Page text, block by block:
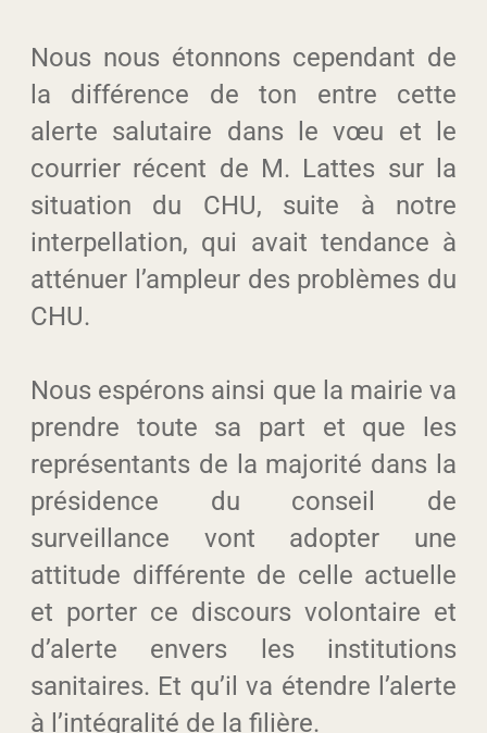
Nous nous étonnons cependant de
la différence de ton entre cette
alerte salutaire dans le vœu et le
courrier récent de M. Lattes sur la
situation du CHU, suite à notre
interpellation, qui avait tendance à
atténuer l’ampleur des problèmes du
CHU.
Nous espérons ainsi que la mairie va
prendre toute sa part et que les
représentants de la majorité dans la
présidence du conseil de
surveillance vont adopter une
attitude différente de celle actuelle
et porter ce discours volontaire et
d’alerte envers les institutions
sanitaires. Et qu’il va étendre l’alerte
à l’intégralité de la filière.